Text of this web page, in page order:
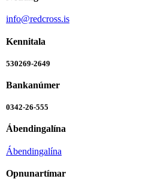
info@redcross.is
Kennitala
530269-2649
Bankanúmer
0342-26-555
Ábendingalína
Ábendingalína
Opnunartímar